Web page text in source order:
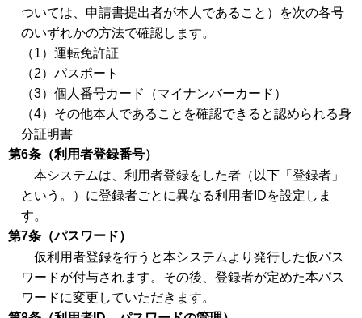
ついては、申請書提出者が本人であること）を次の各号
のいずれかの方法で確認します。
（1）運転免許証
（2）パスポート
（3）個人番号カード（マイナンバーカード）
（4）その他本人であることを確認できると認められる身
分証明書
第6条（利用者登録番号）
本システムは、利用者登録をした者（以下「登録者」
という。）に登録者ごとに異なる利用者IDを設定しま
す。
第7条（パスワード）
仮利用者登録を行うと本システムより発行した仮パス
ワードが付与されます。その後、登録者が定めた本パス
ワードに変更していただきます。